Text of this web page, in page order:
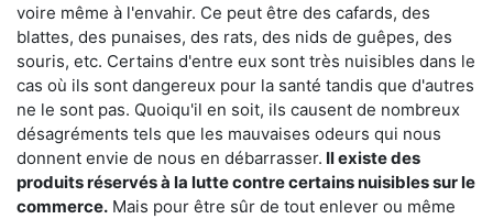
voire même à l'envahir. Ce peut être des cafards, des
blattes, des punaises, des rats, des nids de guêpes, des
souris, etc. Certains d'entre eux sont très nuisibles dans le
cas où ils sont dangereux pour la santé tandis que d'autres
ne le sont pas. Quoiqu'il en soit, ils causent de nombreux
désagréments tels que les mauvaises odeurs qui nous
donnent envie de nous en débarrasser. Il existe des
produits réservés à la lutte contre certains nuisibles sur le
commerce. Mais pour être sûr de tout enlever ou même